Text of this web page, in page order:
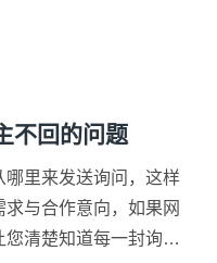
提供企业超过60种语
不回的问题
里来发送询问，这样
与合作意向，如果网
清楚知道每一封询问